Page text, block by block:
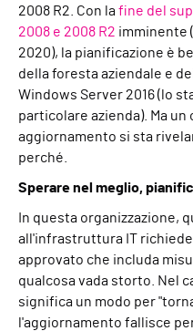
2008 R2. Con lafine del
2008 e 2008 R2 imminente
2020), la pianificazione è
della foresta aziendale e
Windows Server 2016 (lo
particolare azienda). Ma
aggiornamento si sta
perché.
Sperare nel meglio,
In questa organizzazione,
all'infrastruttura IT
approvato che includa
qualcosa vada storto. Nel
significa un modo per
l'aggiornamento fallisce